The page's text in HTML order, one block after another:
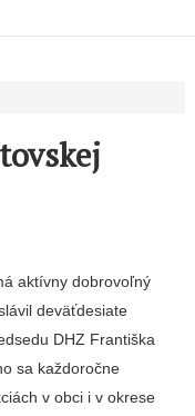
aktívny dobrovoľný
deväťdesiate
DHZ Františka
sa každoročne
v obci i v okrese